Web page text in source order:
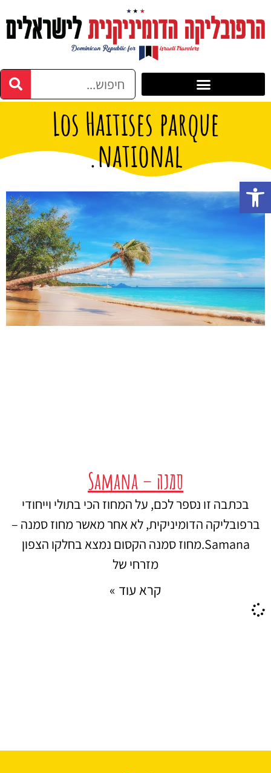
Los Haitises parque
national.
סמנה – Samana
בכתבה זו נספר לכם, על המחוז הכי בתולי וייחודי
ברפובליקה הדומיניקית, לא אחר מאשר מחוז סמנה –
Samana.מחוז סמנה הקסום נמצא בחלקו הצפון
מזרחי של
קרא עוד »
פתח סרגל נגישות